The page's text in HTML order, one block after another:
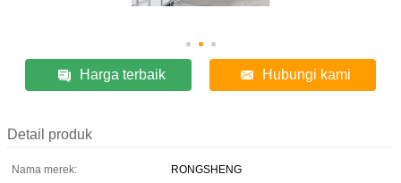
Harga terbaik Hubungi kami
Detail produk
Nama merek:
RONGSHENG